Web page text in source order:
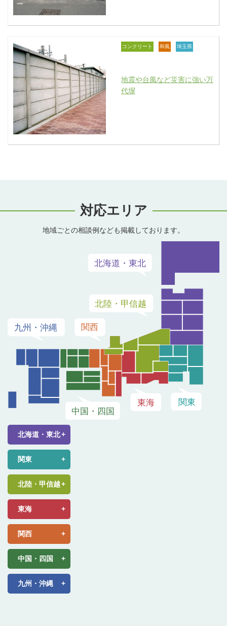
コンクリート 和風 埼玉県
地震や台風など災害に強い万
代塀
対応エリア
地域ごとの相談例なども掲載しております。
北海道・東北
関東
北陸・甲信越
東海
関西
中国・四国
九州・沖縄